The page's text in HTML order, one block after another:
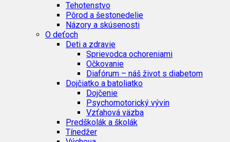
Tehotenstvo
Pôrod a šestonedelie
Názory a skúsenosti
O deťoch
Deti a zdravie
Sprievodca ochoreniami
Očkovanie
Diafórum – náš život s diabetom
Dojčiatko a batoliatko
Dojčenie
Psychomotorický vývin
Vzťahová väzba
Predškolák a školák
Tínedžer